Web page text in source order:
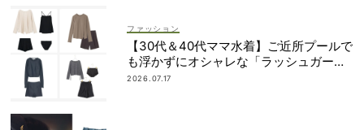
ファッション
【30代＆40代ママ水着】ご近所プールで
も浮かずにオシャレな「ラッシュガード
＆ショートパンツセット」6選！
2026.07.17